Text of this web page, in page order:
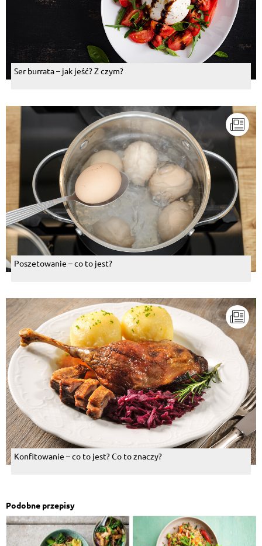
Ser burrata – jak jeść? Z czym?
Poszetowanie – co to jest?
Konfitowanie – co to jest? Co to znaczy?
Podobne przepisy